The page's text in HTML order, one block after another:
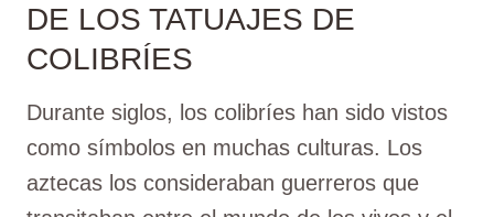
DE LOS TATUAJES DE
COLIBRÍES
Durante siglos, los colibríes han sido vistos
como símbolos en muchas culturas. Los
aztecas los consideraban guerreros que